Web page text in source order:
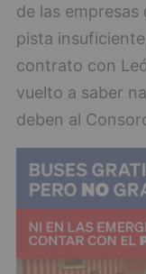
de las
pista
contrato con
vuelto a saber
deben al